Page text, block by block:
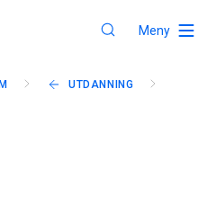
Meny
UTDANNING